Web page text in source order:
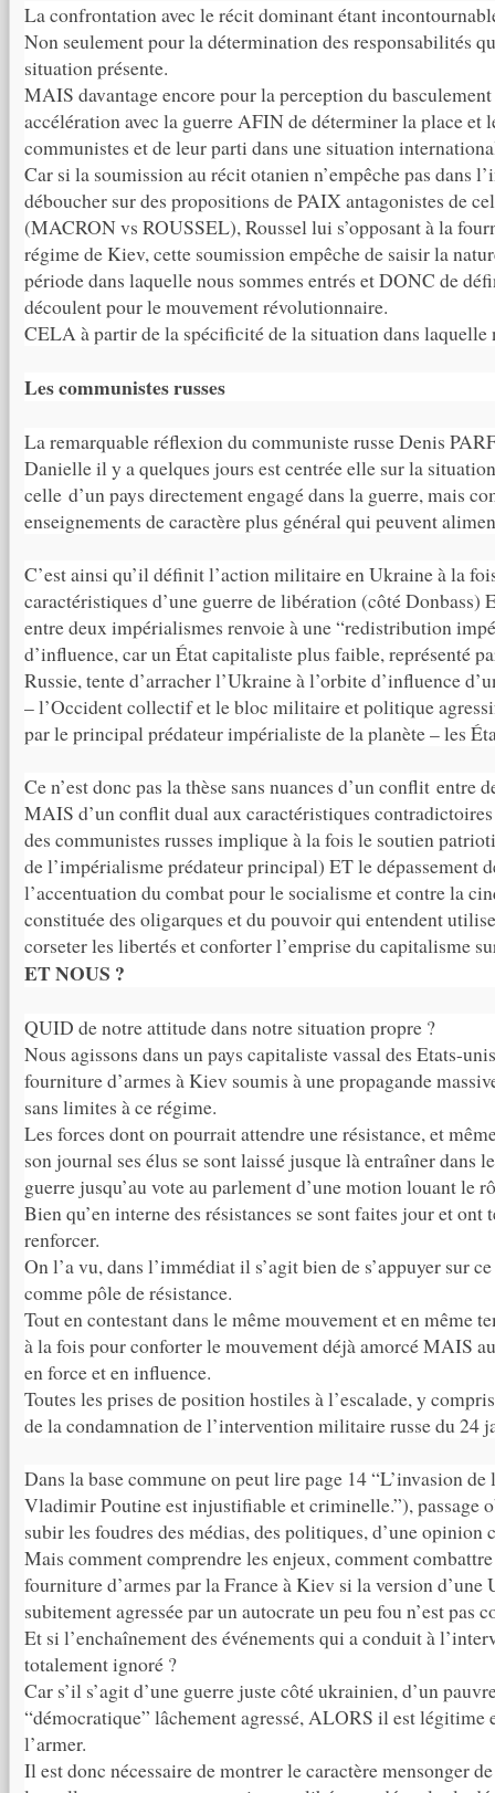
La confrontation avec le récit dominant étant
Non seulement pour la détermination des responsabilités
situation présente.
MAIS davantage encore pour la perception du
accélération avec la guerre AFIN de déterminer la place et
communistes et de leur parti dans une situation
Car si la soumission au récit otanien n’empêche pas dans
déboucher sur des propositions de PAIX antagonistes de
(MACRON vs ROUSSEL), Roussel lui s’opposant à la
régime de Kiev, cette soumission empêche de saisir la
période dans laquelle nous sommes entrés et DONC de
découlent pour le mouvement révolutionnaire.
CELA à partir de la spécificité de la situation dans laquelle
Les communistes russes
La remarquable réflexion du communiste russe Denis
Danielle il y a quelques jours est centrée elle sur la
celle d’un pays directement engagé dans la guerre, mais
enseignements de caractère plus général qui peuvent
C’est ainsi qu’il définit l’action militaire en Ukraine à la
caractéristiques d’une guerre de libération (côté Donbass)
entre deux impérialismes renvoie à une “redistribution
d’influence, car un État capitaliste plus faible, représenté
Russie, tente d’arracher l’Ukraine à l’orbite d’influence
– l’Occident collectif et le bloc militaire et politique
par le principal prédateur impérialiste de la planète – les
Ce n’est donc pas la thèse sans nuances d’un conflit entre
MAIS d’un conflit dual aux caractéristiques
des communistes russes implique à la fois le soutien
de l’impérialisme prédateur principal) ET le dépassement
l’accentuation du combat pour le socialisme et contre la
constituée des oligarques et du pouvoir qui entendent
corseter les libertés et conforter l’emprise du capitalisme
ET NOUS ?
QUID de notre attitude dans notre situation propre ?
Nous agissons dans un pays capitaliste vassal des Etats-
fourniture d’armes à Kiev soumis à une propagande
sans limites à ce régime.
Les forces dont on pourrait attendre une résistance, et
son journal ses élus se sont laissé jusque là entraîner dans
guerre jusqu’au vote au parlement d’une motion louant le
Bien qu’en interne des résistances se sont faites jour et ont
renforcer.
On l’a vu, dans l’immédiat il s’agit bien de s’appuyer sur
comme pôle de résistance.
Tout en contestant dans le même mouvement et en même
à la fois pour conforter le mouvement déjà amorcé MAIS
en force et en influence.
Toutes les prises de position hostiles à l’escalade, y
de la condamnation de l’intervention militaire russe du 24
Dans la base commune on peut lire page 14 “L’invasion
Vladimir Poutine est injustifiable et criminelle.”), passage
subir les foudres des médias, des politiques, d’une opinion
Mais comment comprendre les enjeux, comment
fourniture d’armes par la France à Kiev si la version
subitement agressée par un autocrate un peu fou n’est pas
Et si l’enchaînement des événements qui a conduit à
totalement ignoré ?
Car s’il s’agit d’une guerre juste côté ukrainien, d’un
“démocratique” lâchement agressé, ALORS il est légitime
l’armer.
Il est donc nécessaire de montrer le caractère mensonger